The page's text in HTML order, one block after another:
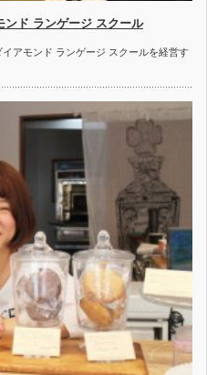
ド ランゲージ スクール
アモンド ランゲージ スクールを経営す